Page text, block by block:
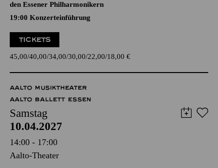
den Essener Philharmonikern
19:00 Konzerteinführung
TICKETS
45,00 40,00 34,00 30,00 22,00 18,00 €
AALTO MUSIKTHEATER
AALTO BALLETT ESSEN
Samstag
10.04.2027
14:00 - 17:00
Aalto-Theater